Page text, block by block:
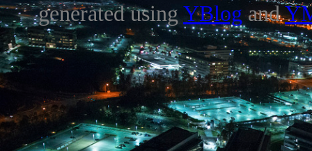
generated using YBlogand